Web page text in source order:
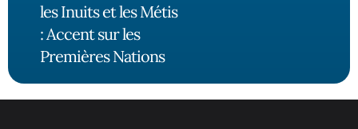
les Inuits et les Métis
: Accent sur les
Premières Nations